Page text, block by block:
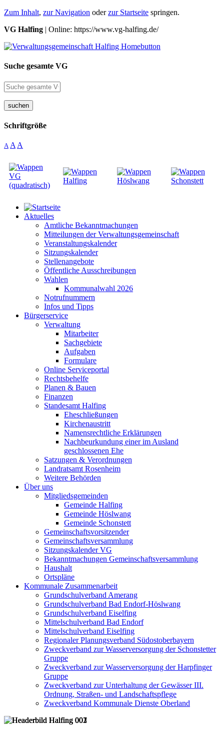
Zum Inhalt, zur Navigation oderzur Startseite springen.
VG Halfing | Online: https://www.vg-halfing.de/
Suche gesamte VG
suchen
Schriftgröße
A A A
Aktuelles
Amtliche Bekanntmachungen
Mitteilungen der Verwaltungsgemeinschaft
Veranstaltungskalender
Sitzungskalender
Stellenangebote
Öffentliche Ausschreibungen
Wahlen
Kommunalwahl 2026
Notrufnummern
Infos und Tipps
Bürgerservice
Verwaltung
Mitarbeiter
Sachgebiete
Aufgaben
Formulare
Online Serviceportal
Rechtsbehelfe
Planen & Bauen
Finanzen
Standesamt Halfing
Eheschließungen
Kirchenaustritt
Namensrechtliche Erklärungen
Nachbeurkundung einer im Ausland
geschlossenen Ehe
Satzungen & Verordnungen
Landratsamt Rosenheim
Weitere Behörden
Über uns
Mitgliedsgemeinden
Gemeinde Halfing
Gemeinde Höslwang
Gemeinde Schonstett
Gemeinschaftsvorsitzender
Gemeinschaftsversammlung
Sitzungskalender VG
Bekanntmachungen Gemeinschaftsversammlung
Haushalt
Ortspläne
Kommunale Zusammenarbeit
Grundschulverband Amerang
Grundschulverband Bad Endorf-Höslwang
Grundschulverband Eiselfing
Mittelschulverband Bad Endorf
Mittelschulverband Eiselfing
Regionaler Planungsverband Südostoberbayern
Zweckverband zur Wasserversorgung der Schonstetter
Gruppe
Zweckverband zur Wasserversorgung der Harpfinger
Gruppe
Zweckverband zur Unterhaltung der Gewässer III.
Ordnung, Straßen- und Landschaftspflege
Zweckverband Kommunale Dienste Oberland